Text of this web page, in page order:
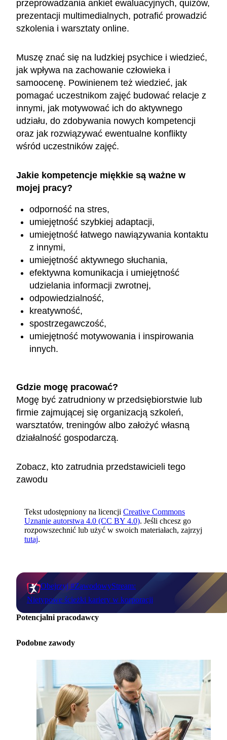
przeprowadzania ankiet ewaluacyjnych, quizów,
prezentacji multimedialnych, potrafić prowadzić
szkolenia i warsztaty online.
Muszę znać się na ludzkiej psychice i wiedzieć,
jak wpływa na zachowanie człowieka i
samoocenę. Powinienem też wiedzieć, jak
pomagać uczestnikom zajęć budować relacje z
innymi, jak motywować ich do aktywnego
udziału, do zdobywania nowych kompetencji
oraz jak rozwiązywać ewentualne konflikty
wśród uczestników zajęć.
Jakie kompetencje miękkie są ważne w
mojej pracy?
odporność na stres,
umiejętność szybkiej adaptacji,
umiejętność łatwego nawiązywania kontaktu
z innymi,
umiejętność aktywnego słuchania,
efektywna komunikacja i umiejętność
udzielania informacji zwrotnej,
odpowiedzialność,
kreatywność,
spostrzegawczość,
umiejętność motywowania i inspirowania
innych.
Gdzie mogę pracować?
Mogę być zatrudniony w przedsiębiorstwie lub
firmie zajmującej się organizacją szkoleń,
warsztatów, treningów albo założyć własną
działalność gospodarczą.
Zobacz, kto zatrudnia przedstawicieli tego
zawodu
Tekst udostępniony na licencji Creative Commons
Uznanie autorstwa 4.0 (CC BY 4.0). Jeśli chcesz go
rozpowszechnić lub użyć w swoich materiałach, zajrzyj
tutaj.
Obejrzyj #ZawodowyStream:
Nietypowe ścieżki kariery w korporacji
Potencjalni pracodawcy
Podobne zawody